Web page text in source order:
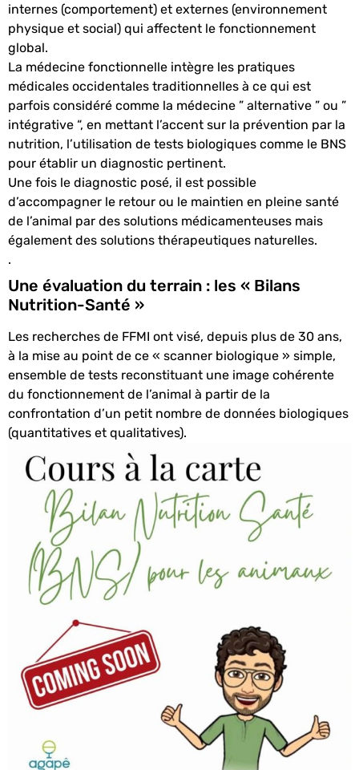
internes (comportement) et externes (environnement
physique et social) qui affectent le fonctionnement
global.
La médecine fonctionnelle intègre les pratiques
médicales occidentales traditionnelles à ce qui est
parfois considéré comme la médecine ” alternative ” ou ”
intégrative “, en mettant l’accent sur la prévention par la
nutrition, l’utilisation de tests biologiques comme le BNS
pour établir un diagnostic pertinent.
Une fois le diagnostic posé, il est possible
d’accompagner le retour ou le maintien en pleine santé
de l’animal par des solutions médicamenteuses mais
également des solutions thérapeutiques naturelles.
.
Une évaluation du terrain : les « Bilans
Nutrition-Santé »
Les recherches de FFMI ont visé, depuis plus de 30 ans,
à la mise au point de ce « scanner biologique » simple,
ensemble de tests reconstituant une image cohérente
du fonctionnement de l’animal à partir de la
confrontation d’un petit nombre de données biologiques
(quantitatives et qualitatives).